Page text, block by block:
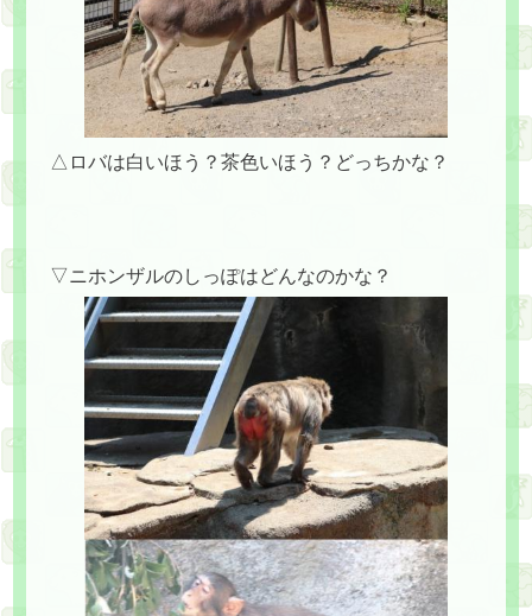
△ロバは白いほう？茶色いほう？どっちかな？
▽ニホンザルのしっぽはどんなのかな？